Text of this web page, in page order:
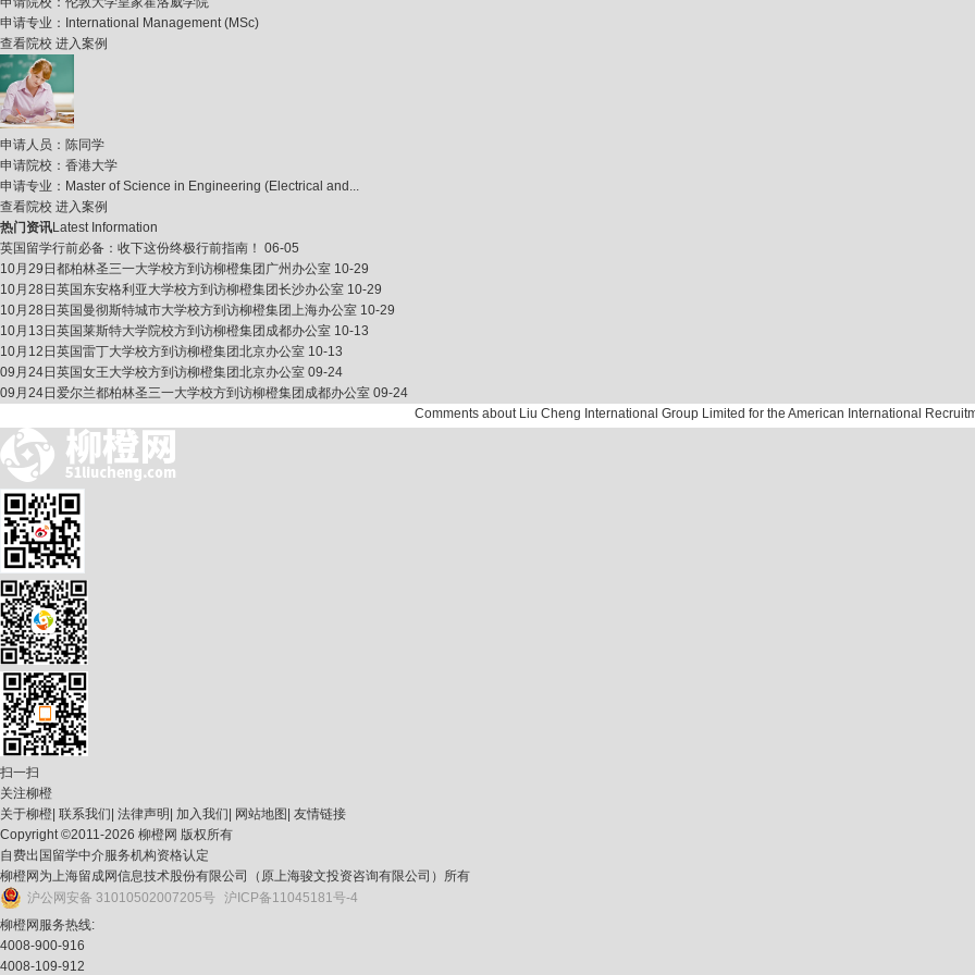
申请专业： International Management (MSc)
查看院校 进入案例
申请人员： 陈同学
申请院校： 香港大学
申请专业： Master of Science in Engineering (Electrical and...
查看院校 进入案例
热门资讯Latest Information
英国留学行前必备：收下这份终极行前指南！ 06-05
10月29日都柏林圣三一大学校方到访柳橙集团广州办公室 10-29
10月28日英国东安格利亚大学校方到访柳橙集团长沙办公室 10-29
10月28日英国曼彻斯特城市大学校方到访柳橙集团上海办公室 10-29
10月13日英国莱斯特大学院校方到访柳橙集团成都办公室 10-13
10月12日英国雷丁大学校方到访柳橙集团北京办公室 10-13
09月24日英国女王大学校方到访柳橙集团北京办公室 09-24
09月24日爱尔兰都柏林圣三一大学校方到访柳橙集团成都办公室 09-24
Comments about Liu Cheng International Group Limited for the American International
扫一扫
关注柳橙
关于柳橙 联系我们 法律声明 加入我们 网站地图 友情链接
Copyright ©2011-2026 柳橙网 版权所有
自费出国留学中介服务机构资格认定
柳橙网为上海留成网信息技术股份有限公司（原上海骏文投资咨询有限公司）所有
沪公网安备 31010502007205号 沪ICP备11045181号-4
柳橙网服务热线:
4008-900-916
4008-109-912